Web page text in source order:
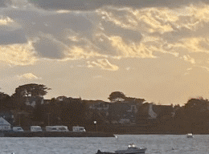
les colonnes affichées